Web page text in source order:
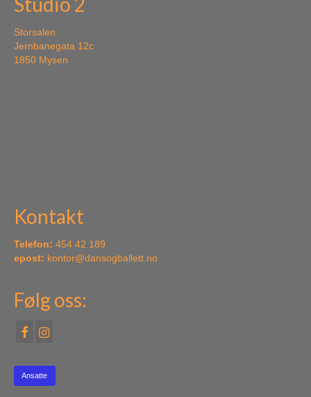
Storsalen
Jernbanegata 12c
1850 Mysen
Kontakt
Telefon: 454 42 189
epost: kontor@dansogballett.no
Følg oss:
Ansatte